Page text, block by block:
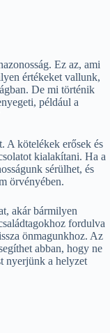
Ez az, ami
értékeket vallunk,
De mi történik
például a
A kötelékek erősek és
kialakítani. Ha a
sérülhet, és
örvényében.
akár bármilyen
fordulva
önmagunkhoz. Az
abban, hogy ne
nyerjünk a helyzet